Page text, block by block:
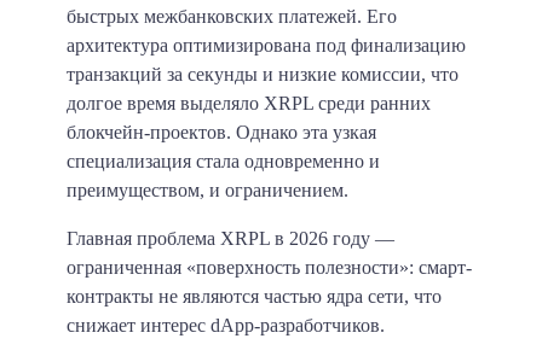
быстрых межбанковских платежей. Его
архитектура оптимизирована под финализацию
транзакций за секунды и низкие комиссии, что
долгое время выделяло XRPL среди ранних
блокчейн-проектов. Однако эта узкая
специализация стала одновременно и
преимуществом, и ограничением.
Главная проблема XRPL в 2026 году —
ограниченная «поверхность полезности»: смарт-
контракты не являются частью ядра сети, что
снижает интерес dApp-разработчиков.